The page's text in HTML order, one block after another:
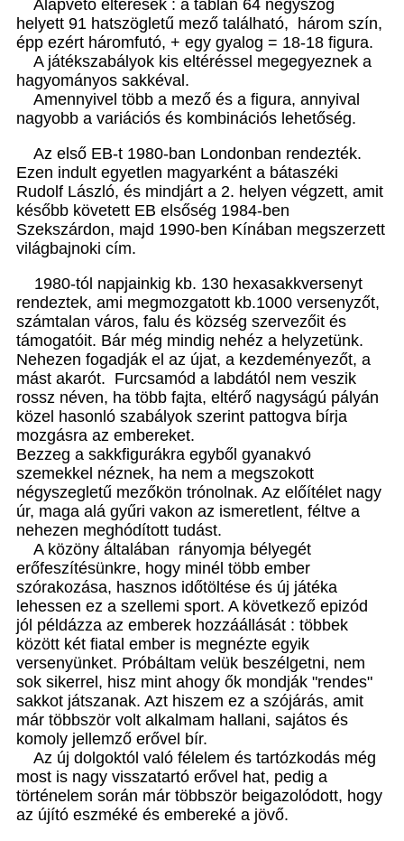
Alapvető eltérések : a táblán 64 négyszög
helyett 91 hatszögletű mező található, három szín,
épp ezért háromfutó, + egy gyalog = 18-18 figura.
A játékszabályok kis eltéréssel megegyeznek a
hagyományos sakkéval.
Amennyivel több a mező és a figura, annyival
nagyobb a variációs és kombinációs lehetőség.
Az első EB-t 1980-ban Londonban rendezték.
Ezen indult egyetlen magyarként a bátaszéki
Rudolf László, és mindjárt a 2. helyen végzett, amit
később követett EB elsőség 1984-ben
Szekszárdon, majd 1990-ben Kínában megszerzett
világbajnoki cím.
1980-tól napjainkig kb. 130 hexasakkversenyt
rendeztek, ami megmozgatott kb.1000 versenyzőt,
számtalan város, falu és község szervezőit és
támogatóit. Bár még mindig nehéz a helyzetünk.
Nehezen fogadják el az újat, a kezdeményezőt, a
mást akarót. Furcsamód a labdától nem veszik
rossz néven, ha több fajta, eltérő nagyságú pályán
közel hasonló szabályok szerint pattogva bírja
mozgásra az embereket.
Bezzeg a sakkfigurákra egyből gyanakvó
szemekkel néznek, ha nem a megszokott
négyszegletű mezőkön trónolnak. Az előítélet nagy
úr, maga alá gyűri vakon az ismeretlent, féltve a
nehezen meghódított tudást.
A közöny általában rányomja bélyegét
erőfeszítésünkre, hogy minél több ember
szórakozása, hasznos időtöltése és új játéka
lehessen ez a szellemi sport. A következő epizód
jól példázza az emberek hozzáállását : többek
között két fiatal ember is megnézte egyik
versenyünket. Próbáltam velük beszélgetni, nem
sok sikerrel, hisz mint ahogy ők mondják "rendes"
sakkot játszanak. Azt hiszem ez a szójárás, amit
már többször volt alkalmam hallani, sajátos és
komoly jellemző erővel bír.
Az új dolgoktól való félelem és tartózkodás még
most is nagy visszatartó erővel hat, pedig a
történelem során már többször beigazolódott, hogy
az újító eszméké és embereké a jövő.